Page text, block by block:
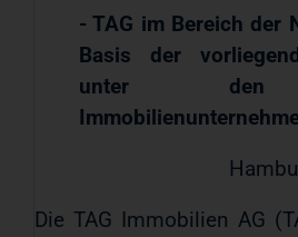
- TAG im Bereich der
Basis der
unter den
Die TAG Immobilien AG